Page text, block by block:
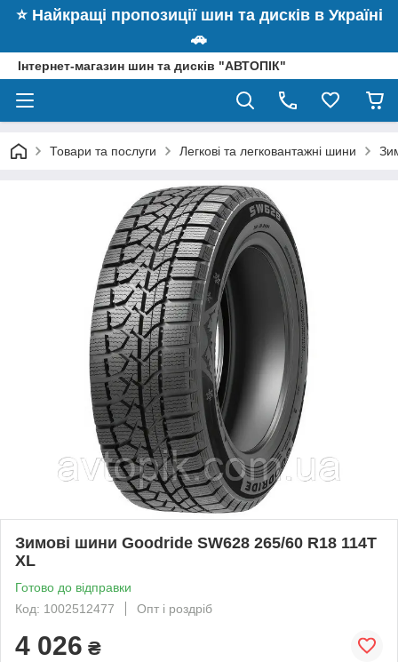
⭐️ Найкращі пропозиції шин та дисків в Україні
🚗
Інтернет-магазин шин та дисків "АВТОПІК"
Товари та послуги Легкові та легковантажні шини
Зимові шини Goodride SW628 265/60 R18 114T
XL
Готово до відправки
Код: 1002512477
Опт і роздріб
4 026 ₴